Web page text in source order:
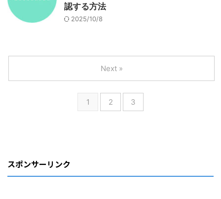
認する方法
2025/10/8
1 2 3
Next »
スポンサーリンク